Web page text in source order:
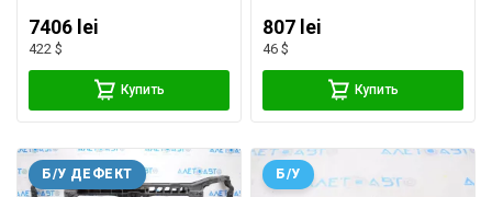
7406 lei
422 $
Купить
807 lei
46 $
Купить
Б/У ДЕФЕКТ Б/У